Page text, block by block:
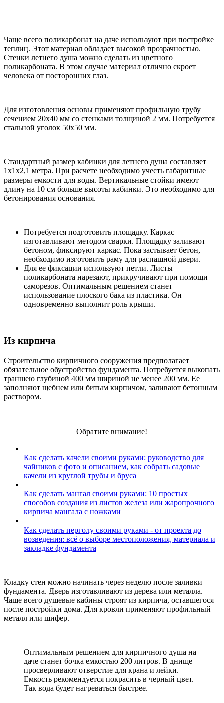
Чаще всего поликарбонат на даче используют при постройке
теплиц. Этот материал обладает высокой прозрачностью.
Стенки летнего душа можно сделать из цветного
поликарбоната. В этом случае материал отлично скроет
человека от посторонних глаз.
Для изготовления основы применяют профильную трубу
сечением 20х40 мм со стенками толщиной 2 мм. Потребуется
стальной уголок 50х50 мм.
Стандартный размер кабинки для летнего душа составляет
1х1х2,1 метра. При расчете необходимо учесть габаритные
размеры емкости для воды. Вертикальные стойки имеют
длину на 10 см больше высоты кабинки. Это необходимо для
бетонирования основания.
Потребуется подготовить площадку. Каркас
изготавливают методом сварки. Площадку заливают
бетоном, фиксируют каркас. Пока застывает бетон,
необходимо изготовить раму для распашной двери.
Для ее фиксации используют петли. Листы
поликарбоната нарезают, прикручивают при помощи
саморезов. Оптимальным решением станет
использование плоского бака из пластика. Он
одновременно выполнит роль крыши.
Из кирпича
Строительство кирпичного сооружения предполагает
обязательное обустройство фундамента. Потребуется выкопать
траншею глубиной 400 мм шириной не менее 200 мм. Ее
заполняют щебнем или битым кирпичом, заливают бетонным
раствором.
Обратите внимание!
Как сделать качели своими руками: руководство для
чайников с фото и описанием, как собрать садовые
качели из круглой трубы и бруса
Как сделать мангал своими руками: 10 простых
способов создания из листов железа или жаропрочного
кирпича мангала с ножками
Как сделать перголу своими руками - от проекта до
возведения: всё о выборе местоположения, материала и
закладке фундамента
Кладку стен можно начинать через неделю после заливки
фундамента. Дверь изготавливают из дерева или металла.
Чаще всего душевые кабины строят из кирпича, оставшегося
после постройки дома. Для кровли применяют профильный
металл или шифер.
Оптимальным решением для кирпичного душа на
даче станет бочка емкостью 200 литров. В днище
просверливают отверстие для крана и лейки.
Емкость рекомендуется покрасить в черный цвет.
Так вода будет нагреваться быстрее.